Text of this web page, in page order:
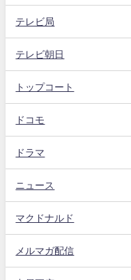
テレビ局
テレビ朝日
トップコート
ドコモ
ドラマ
ニュース
マクドナルド
メルマガ配信